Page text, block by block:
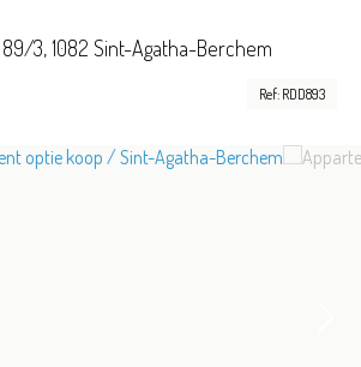
89/3,1082 Sint-Agatha-Berchem
Ref: RDD893